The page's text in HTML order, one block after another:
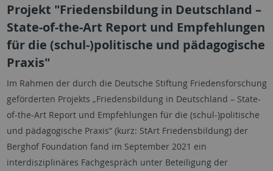
Projekt "Friedensbildung in Deutschland –
State-of-the-Art Report und Empfehlungen
für die (schul-)politische und pädagogische
Praxis"
Im Rahmen der durch die Deutsche Stiftung Friedensforschung
geförderten Projekts „Friedensbildung in Deutschland – State-
of-the-Art Report und Empfehlungen für die (schul-)politische
und pädagogische Praxis“ (kurz: StArt Friedensbildung) der
Berghof Foundation fand im September 2021 ein
interdisziplinäres Fachgespräch unter Beteiligung der